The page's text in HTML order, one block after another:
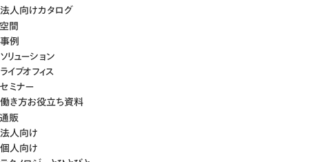
法人向けカタログ
空間
事例
ソリューション
ライブオフィス
セミナー
働き方お役立ち資料
通販
法人向け
個人向け